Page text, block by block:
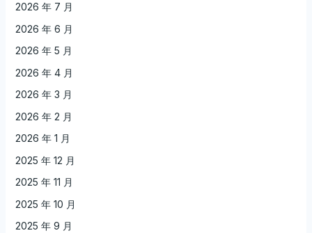
2026 年 7 月
2026 年 6 月
2026 年 5 月
2026 年 4 月
2026 年 3 月
2026 年 2 月
2026 年 1 月
2025 年 12 月
2025 年 11 月
2025 年 10 月
2025 年 9 月